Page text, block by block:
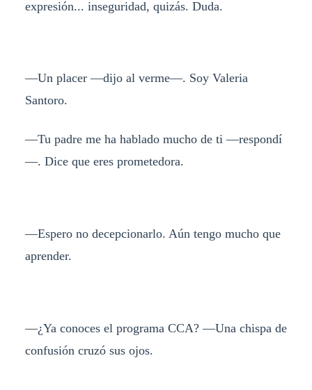
expresión... inseguridad, quizás. Duda.
—Un placer —dijo al verme—. Soy Valeria
Santoro.
—Tu padre me ha hablado mucho de ti —respondí
—. Dice que eres prometedora.
—Espero no decepcionarlo. Aún tengo mucho que
aprender.
—¿Ya conoces el programa CCA? —Una chispa de
confusión cruzó sus ojos.